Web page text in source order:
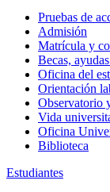
Pruebas de
Admisión
Matrícula y
Becas,
Oficina del
Orientación
Observatorio
Vida
Oficina
Biblioteca
Estudiantes